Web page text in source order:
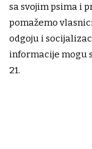
sa svojim psima i
pomažemo
odgoju i
informacije mogu
21.